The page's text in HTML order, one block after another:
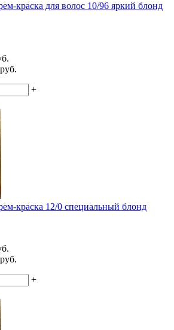
краска для волос 10/96 яркий блонд
+
краска 12/0 специальный блонд
+